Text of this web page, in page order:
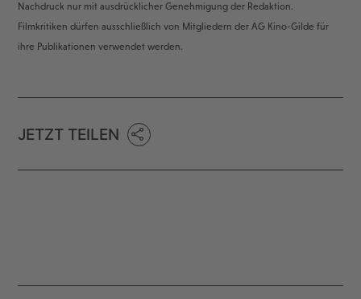
Nachdruck nur mit ausdrücklicher Genehmigung der Redaktion.
Filmkritiken dürfen ausschließlich von Mitgliedern der AG Kino-Gilde für
ihre Publikationen verwendet werden.
JETZT TEILEN